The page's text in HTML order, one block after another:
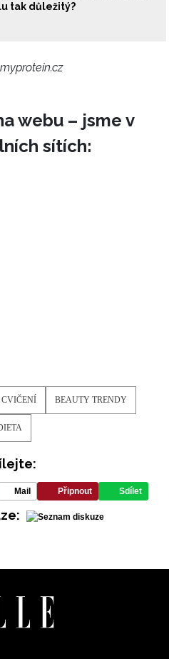
tak důležitý?
webu – jsme v
sítích:
CVIČENÍ BEAUTY TRENDY
Mail Připnout Sdílet